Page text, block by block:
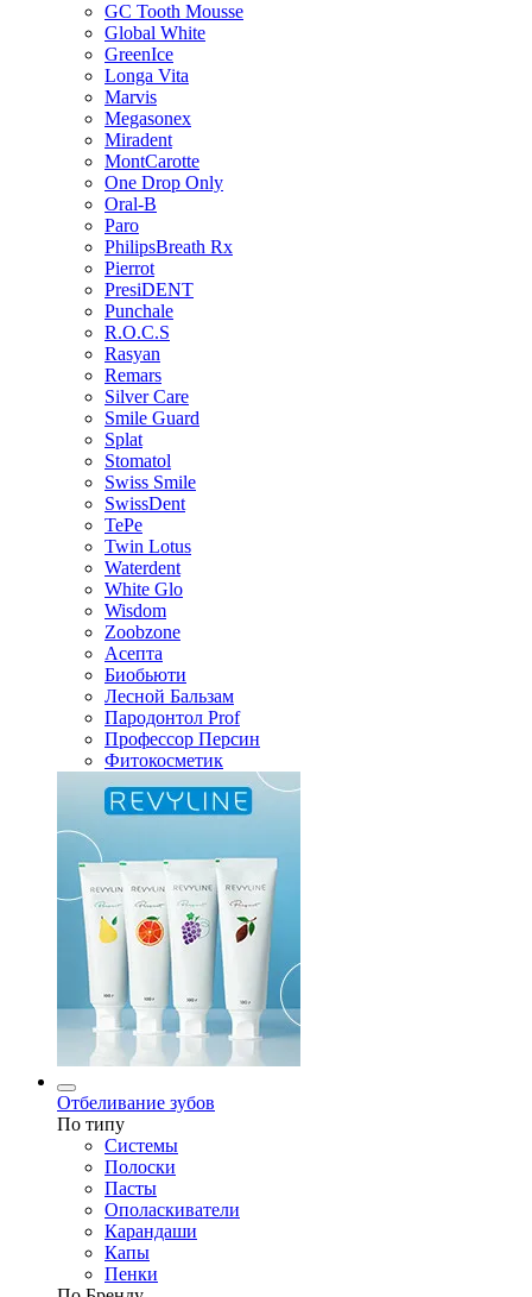
GC Tooth Mousse
Global White
GreenIce
Longa Vita
Marvis
Megasonex
Miradent
MontCarotte
One Drop Only
Oral-B
Paro
PhilipsBreath Rx
Pierrot
PresiDENT
Punchale
R.O.C.S
Rasyan
Remars
Silver Care
Smile Guard
Splat
Stomatol
Swiss Smile
SwissDent
TePe
Twin Lotus
Waterdent
White Glo
Wisdom
Zoobzone
Асепта
Биобьюти
Лесной Бальзам
Пародонтол Prof
Профессор Персин
Фитокосметик
Отбеливание зубов
По типу
Системы
Полоски
Пасты
Ополаскиватели
Карандаши
Капы
Пенки